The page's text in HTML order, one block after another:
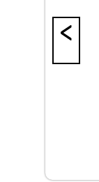
<